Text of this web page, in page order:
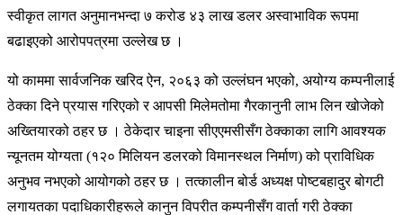
स्वीकृत लागत अनुमानभन्दा ७ करोड ४३ लाख डलर अस्वाभाविक रूपमा
बढाइएको आरोपपत्रमा उल्लेख छ ।
यो काममा सार्वजनिक खरिद ऐन, २०६३ को उल्लंघन भएको, अयोग्य कम्पनीलाई
ठेक्का दिने प्रयास गरिएको र आपसी मिलेमतोमा गैरकानुनी लाभ लिन खोजेको
अख्तियारको ठहर छ । ठेकेदार चाइना सीएएमसीसँग ठेक्काका लागि आवश्यक
न्यूनतम योग्यता (१२० मिलियन डलरको विमानस्थल निर्माण) को प्राविधिक
अनुभव नभएको आयोगको ठहर छ । तत्कालीन बोर्ड अध्यक्ष पोष्टबहादुर बोगटी
लगायतका पदाधिकारीहरूले कानुन विपरीत कम्पनीसँग वार्ता गरी ठेक्का